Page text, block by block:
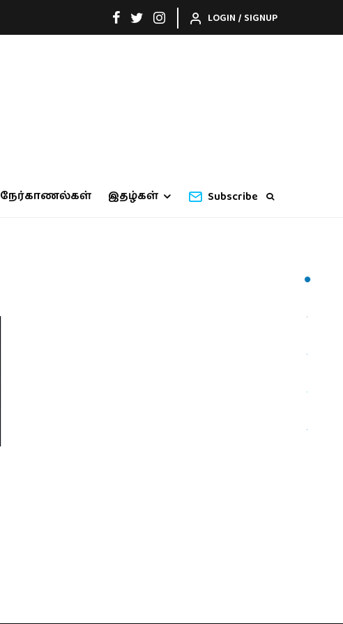
LOGIN / SIGNUP
நேர்காணல்கள் இதழ்கள் Subscribe